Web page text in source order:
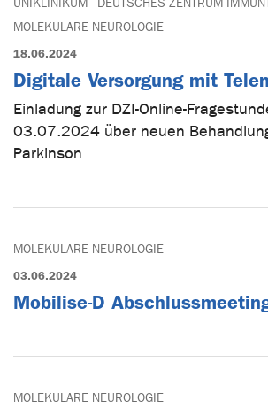
MOLEKULARE NEUROLOGIE
18.06.2024
Digitale Versorgung mit
Einladung zur DZI-Online-
03.07.2024 über neuen
Parkinson
MOLEKULARE NEUROLOGIE
03.06.2024
Mobilise-D
MOLEKULARE NEUROLOGIE